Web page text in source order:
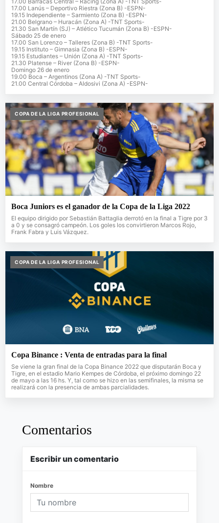
17.00 Lanús – Deportivo Riestra (Zona B) -ESPN-
19.15 Independiente – Sarmiento (Zona B) -ESPN-
21.00 Belgrano – Huracán (Zona A) -TNT Sports-
21.30 San Martín (SJ) – Atlético Tucumán (Zona B) -ESPN-
Sábado 25 de enero
17.00 San Lorenzo – Talleres (Zona B) -TNT Sports-
19.15 Instituto – Gimnasia (Zona B) -ESPN-
19.15 Estudiantes – Unión (Zona A) -TNT Sports-
21.30 Platense – River (Zona B) -ESPN-
Domingo 26 de enero
19.00 Boca – Argentinos (Zona A) -TNT Sports-
21.00 Central Córdoba – Aldosivi (Zona A) -ESPN-
COPA DE LA LIGA PROFESIONAL
Boca Juniors es el ganador de la Copa de la Liga 2022
El equipo dirigido por Sebastián Battaglia derrotó en la final a Tigre por 3
a 0 y se consagró campeón. Los goles los convirtieron Marcos Rojo,
Frank Fabra y Luis Vázquez.
COPA DE LA LIGA PROFESIONAL
Copa Binance : Venta de entradas para la final
Se viene la gran final de la Copa Binance 2022 que disputarán Boca y
Tigre, en el estadio Mario Kempes de Córdoba, el próximo domingo 22
de mayo a las 16 hs. Y, tal como se hizo en las semifinales, la misma se
realizará con la presencia de ambas parcialidades.
Comentarios
Escribir un comentario
Nombre